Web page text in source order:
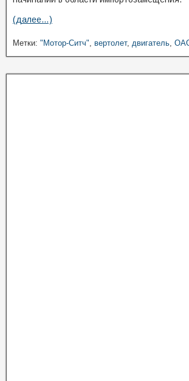
(далее…)
Метки: "Мотор-Ситч", вертолет, двигатель,